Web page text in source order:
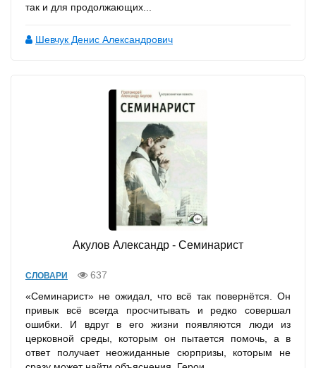
так и для продолжающих...
Шевчук Денис Александрович
Акулов Александр - Семинарист
СЛОВАРИ
637
«Семинарист» не ожидал, что всё так повернётся. Он
привык всё всегда просчитывать и редко совершал
ошибки. И вдруг в его жизни появляются люди из
церковной среды, которым он пытается помочь, а в
ответ получает неожиданные сюрпризы, которым не